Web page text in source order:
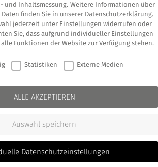
an Ban­ken oder kom­mer­zi­el­le
Drit­ter beein­flusst. Sie
Unkel­h­äu­ßer ist
GmbH. Als Finanz­öko­nom ist
Fami­li­en sowie
im Jahr 2025?
und Inhaltsmessung. Weitere Informationen über
finden Sie in unserer Datenschutzerklärung.
jederzeit unter Einstellungen widerrufen oder
Sie, dass aufgrund individueller Einstellungen
Funktionen der Website zur Verfügung stehen.
Statistiken Externe Medien
ALLE AKZEPTIEREN
Auswahl speichern
Datenschutzeinstellungen